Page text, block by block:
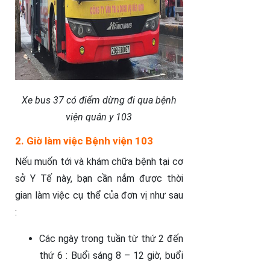
Xe bus 37 có điểm dừng đi qua bệnh
viện quân y 103
2. Giờ làm việc Bệnh viện 103
Nếu muốn tới và khám chữa bệnh tại cơ
sở Y Tế này, bạn cần nắm được thời
gian làm việc cụ thể của đơn vị như sau
:
Các ngày trong tuần từ thứ 2 đến
thứ 6 : Buổi sáng 8 – 12 giờ, buổi